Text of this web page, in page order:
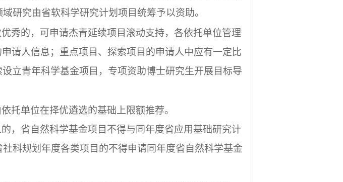
研究由省软科学研究计划项目统筹予以资助。
秀的，可申请杰青延续项目滚动支持，各依托单位管理
请人信息；重点项目、探索项目的申请人中应有一定比
立青年科学基金项目，专项资助博士研究生开展目标导
托单位在择优遴选的基础上限额推荐。
，省自然科学基金项目不得与同年度省应用基础研究计
社科规划年度各类项目的不得申请同年度省自然科学基金